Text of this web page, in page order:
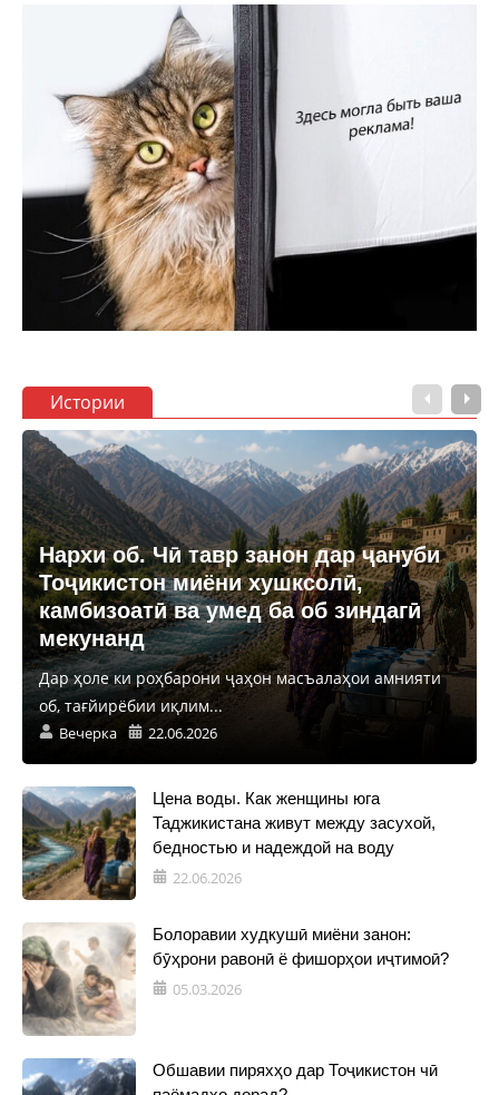
Истории
Нархи об. Чӣ тавр занон дар ҷануби
Тоҷикистон миёни хушксолӣ,
камбизоатӣ ва умед ба об зиндагӣ
мекунанд
Дар ҳоле ки роҳбарони ҷаҳон масъалаҳои амнияти
об, тағйирёбии иқлим...
Вечерка 22.06.2026
Цена воды. Как женщины юга
Таджикистана живут между засухой,
бедностью и надеждой на воду
22.06.2026
Болоравии худкушӣ миёни занон:
бӯҳрони равонӣ ё фишорҳои иҷтимоӣ?
05.03.2026
Обшавии пиряхҳо дар Тоҷикистон чӣ